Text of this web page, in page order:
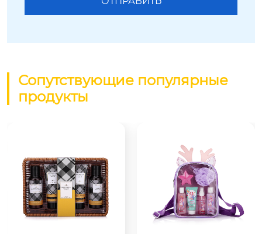
Сопутствующие популярные
продукты